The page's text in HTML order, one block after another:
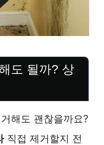
도 될까? 상
해도 괜찮을까요?
직접 제거할지 전